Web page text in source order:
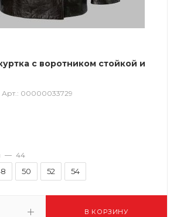
с воротником стойкой и
Арт.: 00000033729
В КОРЗИНУ
— 44
50 52 54